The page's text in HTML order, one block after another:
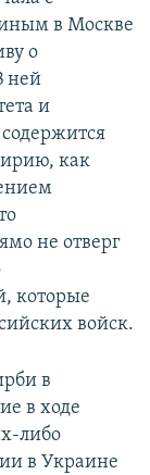
в Москве
о
ней
и
как
не отверг
которые
войск.
в
в ходе
либо
в Украине